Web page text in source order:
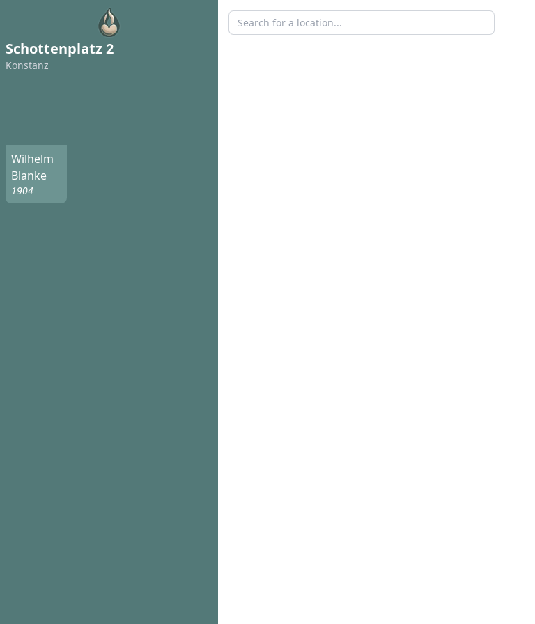
Schottenplatz 2
Konstanz
Wilhelm
Blanke
1904